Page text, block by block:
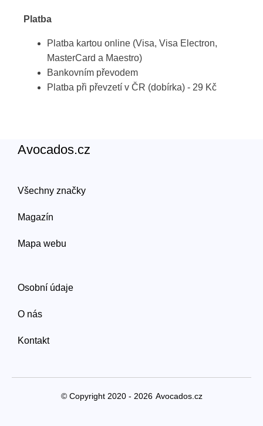
Platba
Platba kartou online (Visa, Visa Electron,
MasterCard a Maestro)
Bankovním převodem
Platba při převzetí v ČR (dobírka) - 29 Kč
Avocados.cz
Všechny značky
Magazín
Mapa webu
Osobní údaje
O nás
Kontakt
© Copyright 2020 - 2026 Avocados.cz